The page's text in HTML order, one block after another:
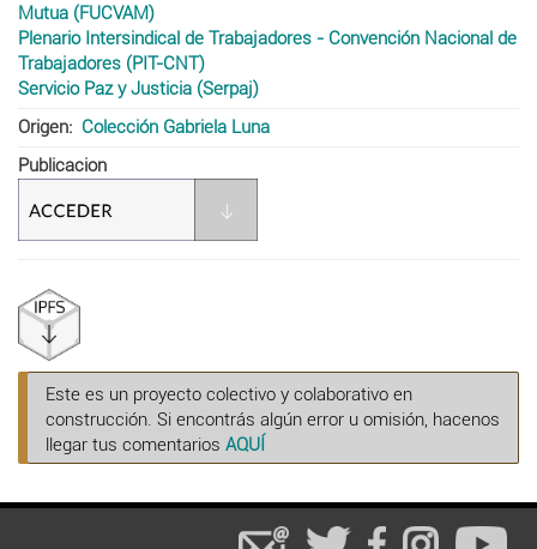
Mutua (FUCVAM)
Plenario Intersindical de Trabajadores - Convención Nacional de
Trabajadores (PIT-CNT)
Servicio Paz y Justicia (Serpaj)
Origen
Colección Gabriela Luna
Publicacion
Este es un proyecto colectivo y colaborativo en
construcción. Si encontrás algún error u omisión, hacenos
llegar tus comentarios AQUÍ